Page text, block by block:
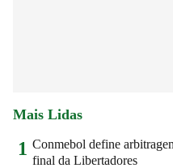
Mais Lidas
1 Conmebol define
final da Libertadores